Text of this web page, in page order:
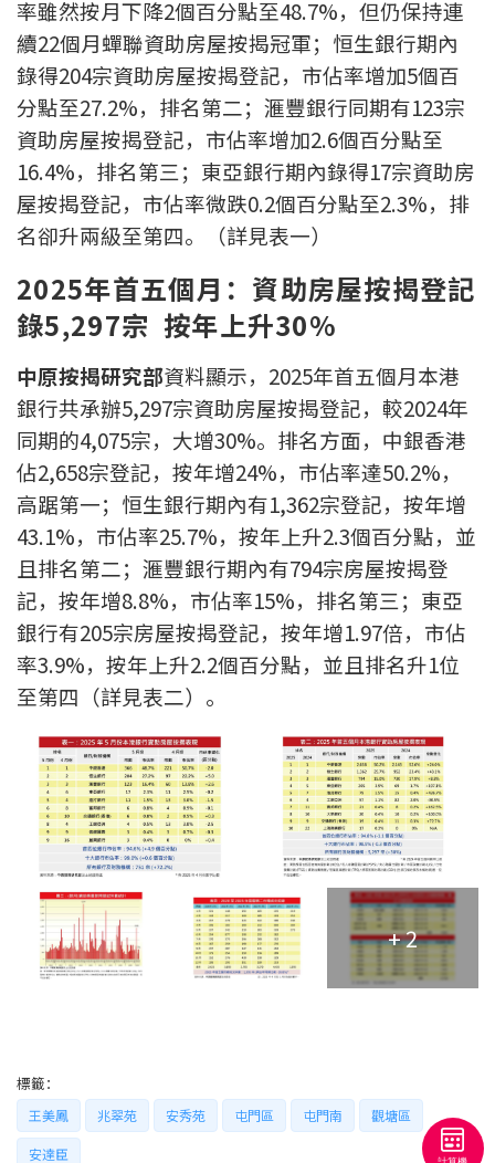
裝修設計專欄
火險、家居、寵物保險
保險資訊專欄
聯絡我們
聯絡方法
網上申請按揭轉介
私隱政策
本網頁所提供資料僅作參考用途。
若因錯漏而引致任何不便或損失，中原按揭概不負責。
本網站採用無障礙網頁設計，如有任何問題，可查詢：
2889 2886 / cmb@mail.centanet.com
中原地產 | 網上搵樓 |
中原工商舖
© 2026 中原按揭經紀有限公司 Centaline Mortgage Broker Limited 版權所有
條款及細則
| 私隱政策聲明
率雖然按月下降2個百分點至48.7%，但仍保持連
續22個月蟬聯資助房屋按揭冠軍；恒生銀行期內
錄得204宗資助房屋按揭登記，市佔率增加5個百
分點至27.2%，排名第二；滙豐銀行同期有123宗
資助房屋按揭登記，市佔率增加2.6個百分點至
16.4%，排名第三；東亞銀行期內錄得17宗資助房
屋按揭登記，市佔率微跌0.2個百分點至2.3%，排
名卻升兩級至第四。（詳見表一）
2025年首五個月：資助房屋按揭登記
錄5,297宗 按年上升30%
中原按揭研究部資料顯示，2025年首五個月本港
銀行共承辦5,297宗資助房屋按揭登記，較2024年
同期的4,075宗，大增30%。排名方面，中銀香港
佔2,658宗登記，按年增24%，市佔率達50.2%，
高踞第一；恒生銀行期內有1,362宗登記，按年增
43.1%，市佔率25.7%，按年上升2.3個百分點，並
且排名第二；滙豐銀行期內有794宗房屋按揭登
記，按年增8.8%，市佔率15%，排名第三；東亞
銀行有205宗房屋按揭登記，按年增1.97倍，市佔
率3.9%，按年上升2.2個百分點，並且排名升1位
至第四（詳見表二）。
+ 2
標籤：
王美鳳 兆翠苑 安秀苑 屯門區 屯門南 觀塘區
安達臣